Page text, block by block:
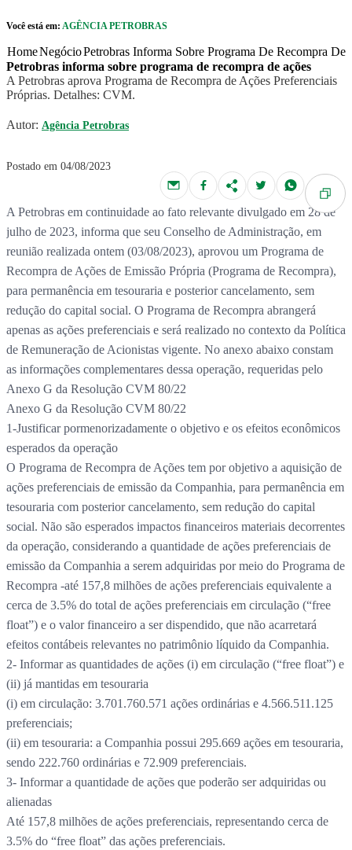
Você está em: AGÊNCIA PETROBRAS
HomeNegócioPetrobras Informa Sobre Programa De Recompra De
Petrobras informa sobre programa de recompra de ações
A Petrobras aprova Programa de Recompra de Ações Preferenciais
Próprias. Detalhes: CVM.
Autor: Agência Petrobras
Postado em 04/08/2023
A Petrobras em continuidade ao fato relevante divulgado em 28 de
julho de 2023, informa que seu Conselho de Administração, em
reunião realizada ontem (03/08/2023), aprovou um Programa de
Recompra de Ações de Emissão Própria (Programa de Recompra),
para permanência em tesouraria e posterior cancelamento, sem
redução do capital social. O Programa de Recompra abrangerá
apenas as ações preferenciais e será realizado no contexto da Política
de Remuneração de Acionistas vigente. No anexo abaixo constam
as informações complementares dessa operação, requeridas pelo
Anexo G da Resolução CVM 80/22
Anexo G da Resolução CVM 80/22
1-Justificar pormenorizadamente o objetivo e os efeitos econômicos
esperados da operação
O Programa de Recompra de Ações tem por objetivo a aquisição de
ações preferenciais de emissão da Companhia, para permanência em
tesouraria com posterior cancelamento, sem redução do capital
social. Não são esperados impactos financeiros materiais decorrentes
da operação, considerando a quantidade de ações preferenciais de
emissão da Companhia a serem adquiridas por meio do Programa de
Recompra -até 157,8 milhões de ações preferenciais equivalente a
cerca de 3.5% do total de ações preferenciais em circulação (“free
float”) e o valor financeiro a ser dispendido, que não acarretará
efeitos contábeis relevantes no patrimônio líquido da Companhia.
2- Informar as quantidades de ações (i) em circulação (“free float”) e
(ii) já mantidas em tesouraria
(i) em circulação: 3.701.760.571 ações ordinárias e 4.566.511.125
preferenciais;
(ii) em tesouraria: a Companhia possui 295.669 ações em tesouraria,
sendo 222.760 ordinárias e 72.909 preferenciais.
3- Informar a quantidade de ações que poderão ser adquiridas ou
alienadas
Até 157,8 milhões de ações preferenciais, representando cerca de
3.5% do “free float” das ações preferenciais.
caixa de cookies